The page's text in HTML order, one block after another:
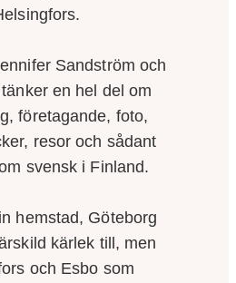
Sandström och
en hel del om
företagande, foto,
resor och sådant
svensk i Finland.
hemstad, Göteborg
kärlek till, men
och Esbo som